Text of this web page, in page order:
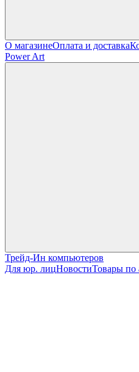
О магазинеОплата и доставка
Power Art
Трейд-Ин компьютеров
Для юр. лицНовостиТовары по